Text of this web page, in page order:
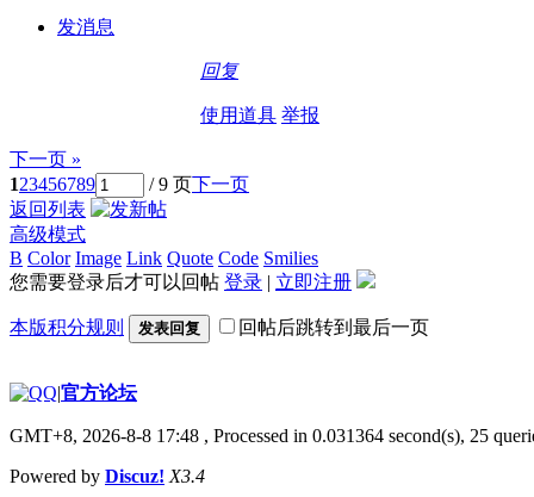
发消息
回复
使用道具 举报
下一页 »
123456789 / 9 页下一页
返回列表
高级模式
B Color Image Link Quote Code Smilies
您需要登录后才可以回帖 登录 | 立即注册
本版积分规则 发表回复 回帖后跳转到最后一页
|官方论坛
GMT+8, 2026-8-8 17:48 , Processed in 0.031364 second(s), 25
Powered by Discuz! X3.4